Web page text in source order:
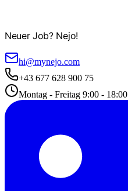
Neuer Job? Nejo!
hi@mynejo.com
+43 677 628 900 75
Montag - Freitag 9:00 - 18:00